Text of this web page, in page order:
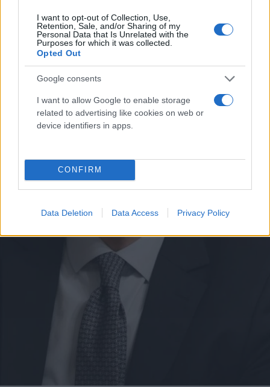
I want to opt-out of Collection, Use,
Retention, Sale, and/or Sharing of my
Personal Data that Is Unrelated with the
Purposes for which it was collected.
Opted Out
Google consents
I want to allow Google to enable storage
related to advertising like cookies on web or
device identifiers in apps.
CONFIRM
Data Deletion Data Access Privacy Policy